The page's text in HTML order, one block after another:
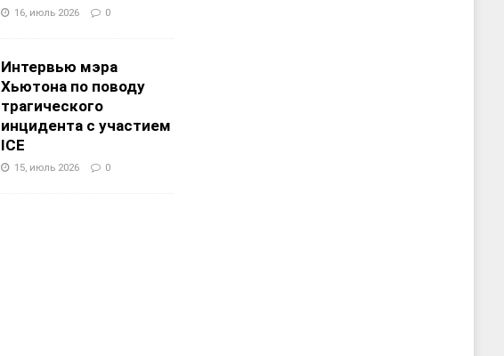
16, июль 2026 0
Интервью мэра
Хьютона по поводу
трагического
инцидента с участием
ICE
15, июль 2026 0